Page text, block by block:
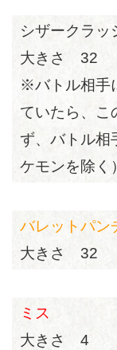
シザークラ
大きさ 32
※バトル相手
ていたら、こ
ず、バトル相
ケモンを除く
バレットパン
大きさ 32
ミス
大きさ 4